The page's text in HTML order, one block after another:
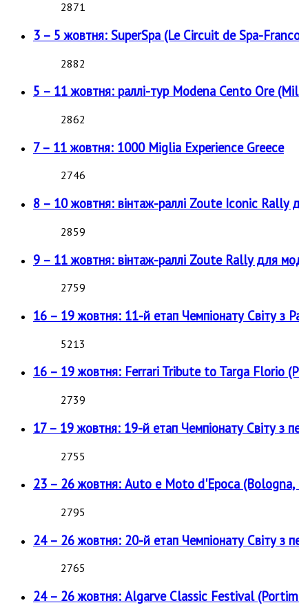
2871
3 – 5 жовтня: SuperSpa (Le Circuit de Spa-
2882
5 – 11 жовтня: раллі-тур Modena Cento Ore
2862
7 – 11 жовтня: 1000 Miglia Experience Greece
2746
8 – 10 жовтня: вінтаж-раллі Zoute Iconic Rally
2859
9 – 11 жовтня: вінтаж-раллі Zoute Rally для
2759
16 – 19 жовтня: 11-й етап Чемпіонату Світу з
5213
16 – 19 жовтня: Ferrari Tribute to Targa Florio
2739
17 – 19 жовтня: 19-й етап Чемпіонату Світу з
2755
23 – 26 жовтня: Auto e Moto d'Epoca (Bologna,
2795
24 – 26 жовтня: 20-й етап Чемпіонату Світу з
2765
24 – 26 жовтня: Algarve Classic Festival